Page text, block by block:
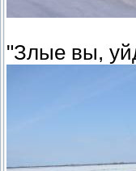
"Злые вы,